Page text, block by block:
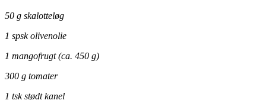
50 g skalotteløg
1 spsk olivenolie
1 mangofrugt (ca. 450 g)
300 g tomater
1 tsk stødt kanel